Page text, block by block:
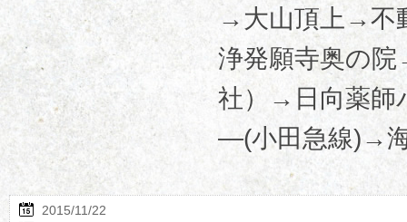
→大山頂上→不
浄発願寺奥の
社）→日向薬師
―(小田急線)→
2015/11/22